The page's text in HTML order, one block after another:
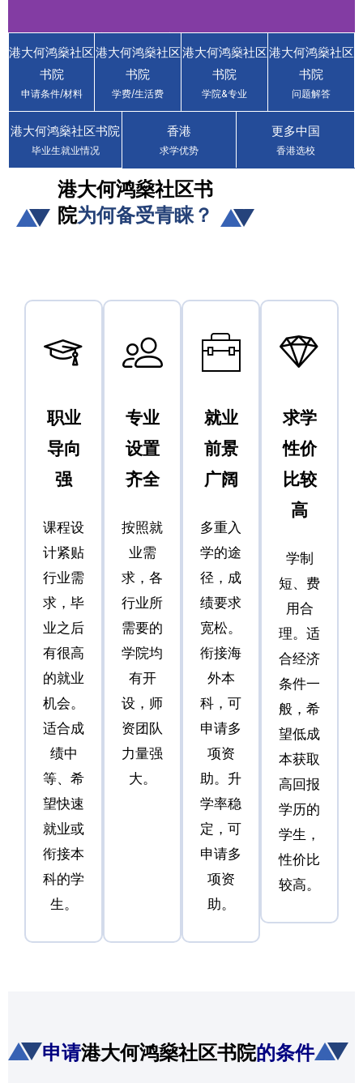
香港大学专业进修学院
保良局何鸿燊社区书院
HKU SPACE Po Leung
Kuk Stanley Ho
Community College
(HPSHCC)
省钱省力 · 读香港名校 · 获得香港身份
立即咨询
港大何鸿燊社区
书院
申请条件/材料
港大何鸿燊社区
书院
学费/生活费
港大何鸿燊社区
书院
学院&专业
港大何鸿燊社区
书院
问题解答
港大何鸿燊社区书院
毕业生就业情况
香港
求学优势
更多中国
香港选校
港大何鸿燊社区书
院为何备受青睐？
职业
导向
强
课程设
计紧贴
行业需
求，毕
业之后
有很高
的就业
机会。
适合成
绩中
等、希
望快速
就业或
衔接本
科的学
生。
专业
设置
齐全
按照就
业需
求，各
行业所
需要的
学院均
有开
设，师
资团队
力量强
大。
就业
前景
广阔
多重入
学的途
径，成
绩要求
宽松。
衔接海
外本
科，可
申请多
项资
助。升
学率稳
定，可
申请多
项资
助。
求学
性价
比较
高
学制
短、费
用合
理。适
合经济
条件一
般，希
望低成
本获取
高回报
学历的
学生，
性价比
较高。
申请港大何鸿燊社区书院的条件